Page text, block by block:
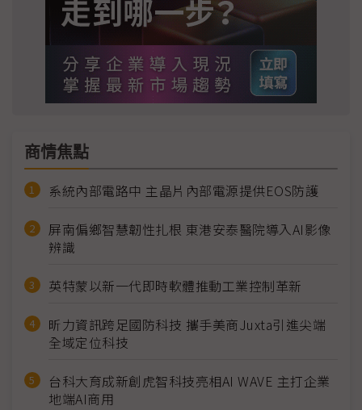
商情焦點
系統內部電路中 主晶片內部電源提供EOS防護
屏南偏鄉智慧韌性扎根 東港安泰醫院導入AI影像
辨識
英特蒙以新一代即時軟體推動工業控制革新
昕力資訊跨足國防科技 攜手美商Juxta引進尖端
全域定位科技
台科大育成新創虎智科技亮相AI WAVE 主打企業
地端AI商用